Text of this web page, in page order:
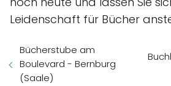
Leidenschaft für Bücher
Bücherstube am
Boulevard - Bernburg
(Saale)